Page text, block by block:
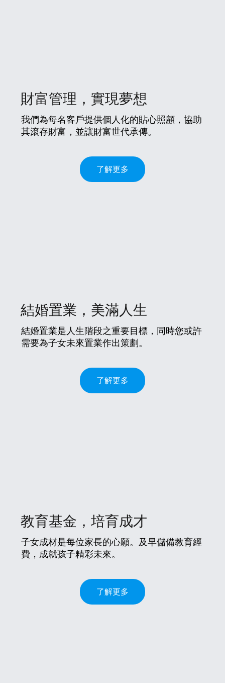
了解更多
財富管理，實現夢想
我們為每名客戶提供個人化的貼心照顧，協助
其滾存財富，並讓財富世代承傳。
了解更多
結婚置業，美滿人生
結婚置業是人生階段之重要目標，同時您或許
需要為子女未來置業作出策劃。
了解更多
教育基金，培育成才
子女成材是每位家長的心願。及早儲備教育經
費，成就孩子精彩未來。